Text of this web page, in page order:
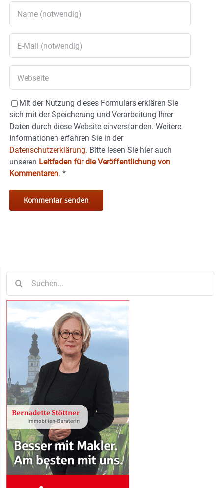
Mit der Nutzung dieses Formulars erklären Sie
sich mit der Speicherung und Verarbeitung Ihrer
Daten durch diese Website einverstanden. Weitere
Informationen erfahren Sie in der
Datenschutzerklärung. Bitte lesen Sie hier auch
unseren Leitfaden für die Veröffentlichung von
Kommentaren. *
nach: